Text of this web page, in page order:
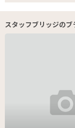
スタッフブリッジの